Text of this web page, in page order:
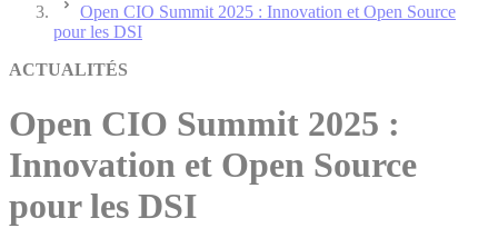
Open CIO Summit 2025 : Innovation et Open Source
pour les DSI
ACTUALITÉS
Open CIO Summit 2025 :
Innovation et Open Source
pour les DSI